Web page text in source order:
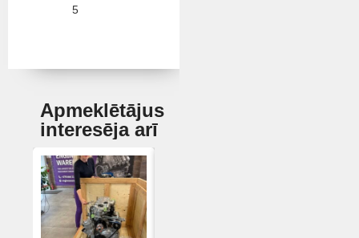
5
Apmeklētājus
interesēja arī